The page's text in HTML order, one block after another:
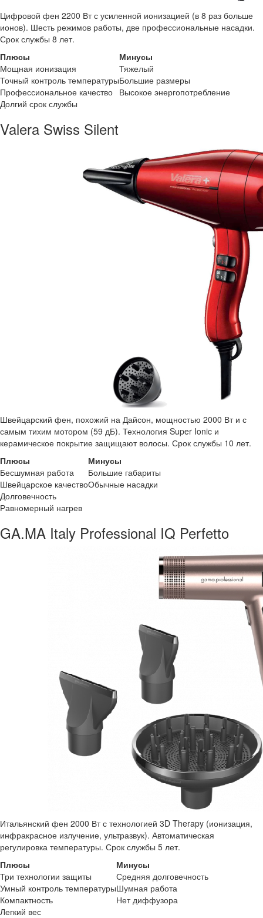
Цифровой фен 2200 Вт с усиленной ионизацией (в 8 раз больше
ионов). Шесть режимов работы, две профессиональные насадки.
Срок службы 8 лет.
Плюсы
Минусы
Мощная ионизация
Тяжелый
Точный контроль температурыБольшие размеры
Профессиональное качество Высокое энергопотребление
Долгий срок службы
Valera Swiss Silent
Швейцарский фен, похожий на Дайсон, мощностью 2000 Вт и с
самым тихим мотором (59 дБ). Технология Super Ionic и
керамическое покрытие защищают волосы. Срок службы 10 лет.
Плюсы
Минусы
Бесшумная работа
Большие габариты
Швейцарское качествоОбычные насадки
Долговечность
Равномерный нагрев
GA.MA Italy Professional IQ Perfetto
Итальянский фен 2000 Вт с технологией 3D Therapy (ионизация,
инфракрасное излучение, ультразвук). Автоматическая
регулировка температуры. Срок службы 5 лет.
Плюсы
Минусы
Три технологии защиты
Средняя долговечность
Умный контроль температурыШумная работа
Компактность
Нет диффузора
Легкий вес